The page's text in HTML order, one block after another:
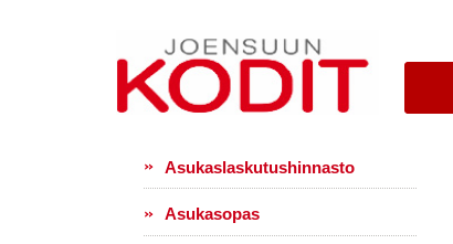
Asukaslaskutushinnasto
Asukasopas